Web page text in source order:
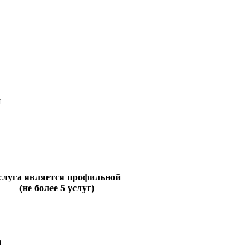
является профильной
(не более 5 услуг)